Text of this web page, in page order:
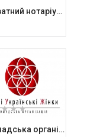
Приватний нотаріус Колісник Діана Юріївна
Громадська організація Ділові Українські Жінки